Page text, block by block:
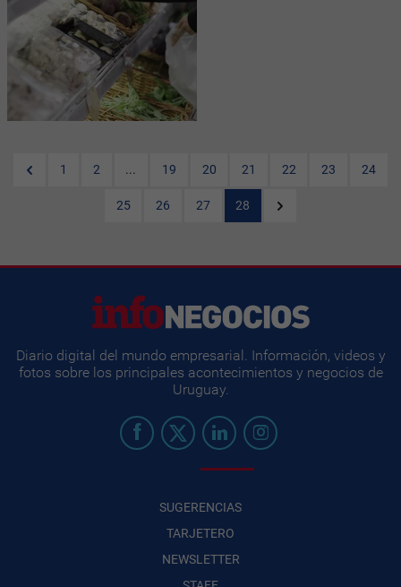
1 2 ... 19 20 21 22 23 24
25 26 27 28
Diario digital del mundo empresarial. Información, videos y
fotos sobre los principales acontecimientos y negocios de
Uruguay.
SUGERENCIAS
TARJETERO
NEWSLETTER